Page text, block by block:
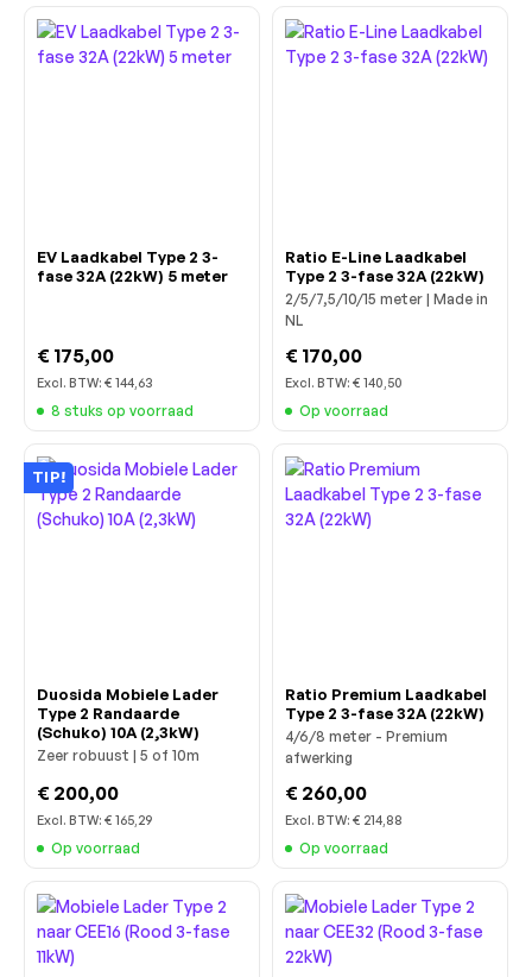
EV Laadkabel Type 2 3-
fase 32A (22kW) 5 meter
€ 175,00
Excl. BTW: € 144,63
8 stuks op voorraad
Ratio E-Line Laadkabel
Type 2 3-fase 32A (22kW)
2/5/7,5/10/15 meter | Made in
NL
€ 170,00
Excl. BTW: € 140,50
Op voorraad
TIP!
Duosida Mobiele Lader
Type 2 Randaarde
(Schuko) 10A (2,3kW)
Zeer robuust | 5 of 10m
€ 200,00
Excl. BTW: € 165,29
Op voorraad
Ratio Premium Laadkabel
Type 2 3-fase 32A (22kW)
4/6/8 meter - Premium
afwerking
€ 260,00
Excl. BTW: € 214,88
Op voorraad